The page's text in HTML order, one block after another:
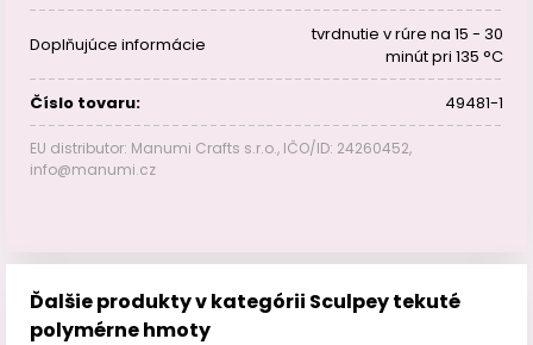
Doplňujúce informácie
tvrdnutie v rúre na 15 - 30
minút pri 135 °C
Číslo tovaru: 49481-1
EU distributor: Manumi Crafts s.r.o., IČO/ID: 24260452,
info@manumi.cz
Ďalšie produkty v kategórii Sculpey tekuté
polymérne hmoty